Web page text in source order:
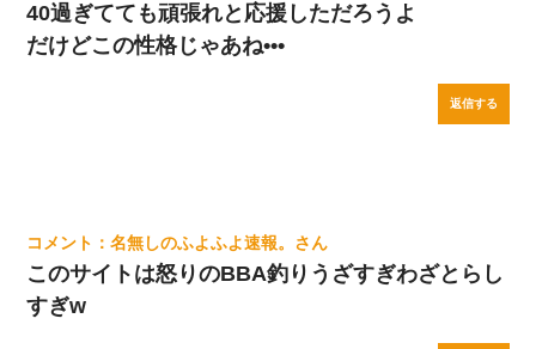
40過ぎてても頑張れと応援しただろうよ
だけどこの性格じゃあね•••
返信する
名無しのふよふよ速報。
このサイトは怒りのBBA釣りうざすぎわざとらし
すぎw